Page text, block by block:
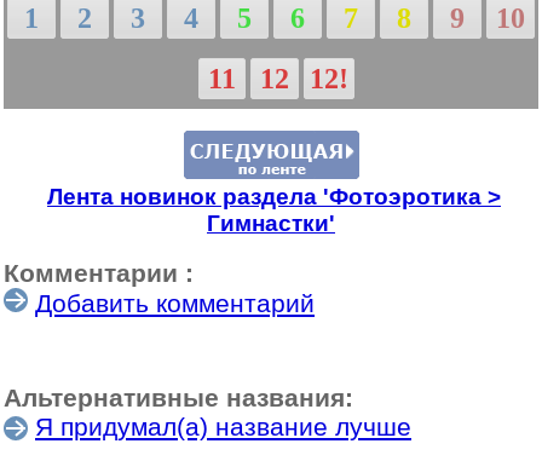
1 2 3 4 5 6 7 8 9
10
11
12 12!
Лента новинок раздела 'Фотоэротика >
Гимнастки'
Комментарии :
Добавить комментарий
Альтернативные названия:
Я придумал(а) название лучше